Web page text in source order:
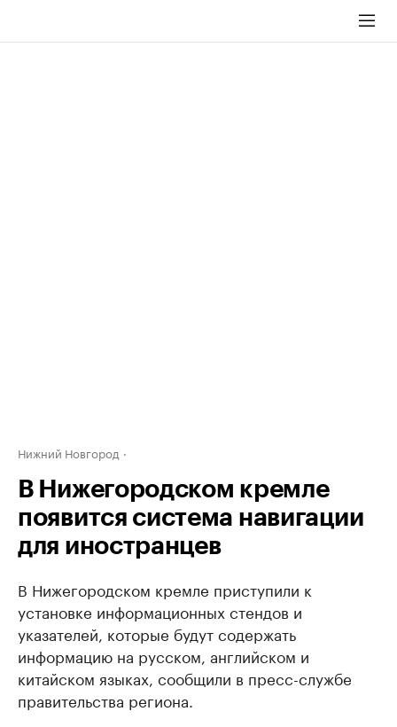
Нижний Новгород
В Нижегородском кремле
появится система навигации
для иностранцев
В Нижегородском кремле приступили к
установке информационных стендов и
указателей, которые будут содержать
информацию на русском, английском и
китайском языках, сообщили в пресс-службе
правительства региона.